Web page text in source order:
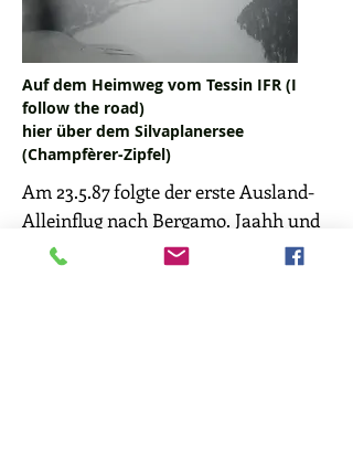
Auf dem Heimweg vom Tessin IFR (I
follow the road)
hier über dem Silvaplanersee
(Champfèrer-Zipfel)
Am 23.5.87 folgte der erste Ausland-
Alleinflug nach Bergamo. Jaahh und
die Näheren, wie Innsbruck, Bozen,